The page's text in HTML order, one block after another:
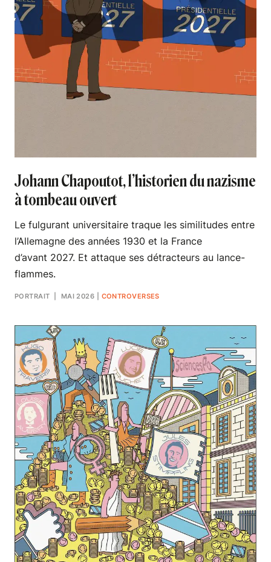
Johann Chapoutot, l’historien du nazisme
à tombeau ouvert
Le fulgurant universitaire traque les similitudes entre
l’Allemagne des années 1930 et la France
d’avant 2027. Et attaque ses détracteurs au lance-
flammes.
PORTRAIT | MAI 2026 CONTROVERSES